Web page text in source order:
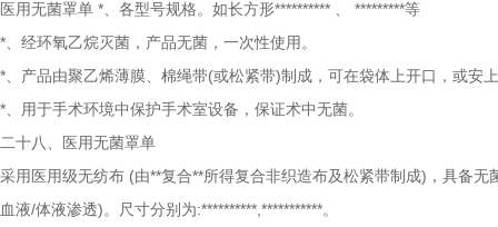
医用无菌罩单 *、各型号规格。如长方形**********
*********等
*、经环氧乙烷灭菌，产品无菌，一次性使用。
*、产品由聚乙烯薄膜、棉绳带(或松紧带)制成，可在袋体上开口，或安
*、用于手术环境中保护手术室设备，保证术中无菌。
二十八、医用无菌罩单
采用医用级无纺布 (由**复合**所得复合非织造布及松紧带制成)，具备
血液/体液渗透)。尺寸分别为:**********,***********。